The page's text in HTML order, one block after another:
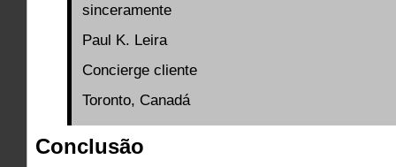
sinceramente
Paul K. Leira
Concierge cliente
Toronto, Canadá
Conclusão